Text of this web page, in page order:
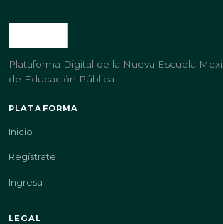
Plataforma Digital de la Nueva Escuela
de Educación Pública.
PLATAFORMA
Inicio
Regístrate
Ingresa
LEGAL